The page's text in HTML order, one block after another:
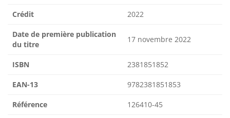
Crédit 2022
Date de première publication
du titre
17 novembre 2022
ISBN 2381851852
EAN-13 9782381851853
Référence 126410-45